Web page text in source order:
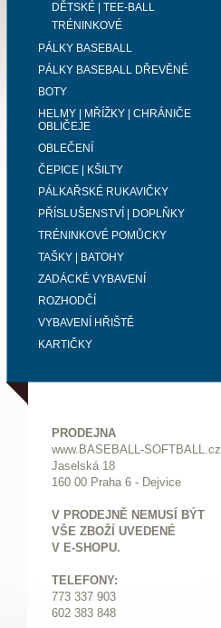
DĚTSKÉ | TEE-BALL
TRÉNINKOVÉ
PÁLKY BASEBALL
PÁLKY BASEBALL DŘEVĚNÉ
BOTY
HELMY | MŘÍŽKY | CHRÁNIČE
OBLIČEJE
OBLEČENÍ
ČEPICE | KŠILTY
PÁLKAŘSKÉ RUKAVIČKY
PŘÍSLUŠENSTVÍ | DOPLŇKY
TRÉNINKOVÉ POMŮCKY
TAŠKY | BATOHY
ZADÁCKÉ VYBAVENÍ
ROZHODČÍ
VYBAVENÍ HŘIŠTĚ
KARTIČKY
PRODEJNA
www.BASEBALL-SOFTBALL.cz
Jaselská 18
160 00 Praha 6 - Dejvice
V PRODEJNĚ NEMUSÍ BÝT
VŠE ZBOŽÍ UVEDENÉ
V E-SHOPU.
TELEFONY:
773 337 903
602 383 848